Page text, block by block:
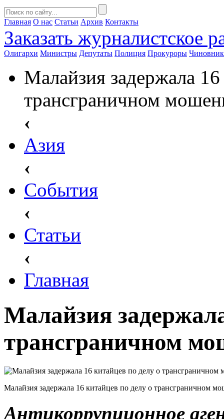
Главная О нас Статьи Архив Контакты
Заказать журналистское
Олигархи Министры Депутаты Полиция Прокуроры
Малайзия задержала
трансграничном
‹
Азия
‹
События
‹
Статьи
‹
Главная
Малайзия
трансграничном
Малайзия задержала 16 китайцев по делу о трансграничном
Антикоррупционное